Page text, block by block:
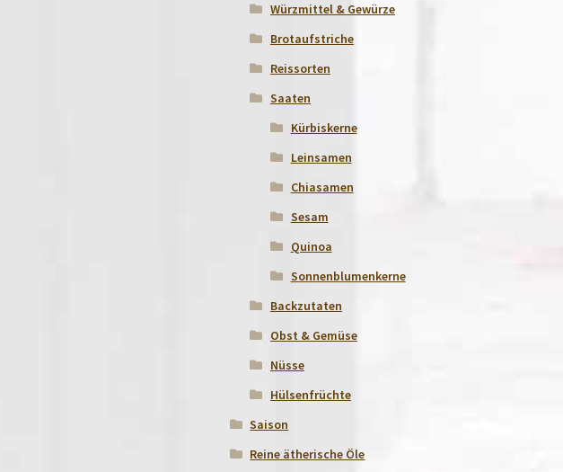
Würzmittel & Gewürze
Brotaufstriche
Reissorten
Saaten
Kürbiskerne
Leinsamen
Chiasamen
Sesam
Quinoa
Sonnenblumenkerne
Backzutaten
Obst & Gemüse
Nüsse
Hülsenfrüchte
Saison
Reine ätherische Öle